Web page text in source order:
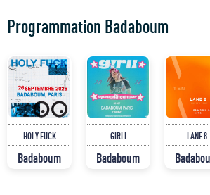
Programmation Badaboum
HOLY FUCK
Badaboum
GIRLI
Badaboum
LANE 8